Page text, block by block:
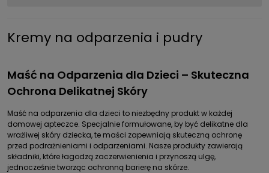
Kremy na odparzenia i pudry
Maść na Odparzenia dla Dzieci – Skuteczna
Ochrona Delikatnej Skóry
Maść na odparzenia dla dzieci to niezbędny produkt w każdej
domowej apteczce. Specjalnie formułowane, by być delikatne dla
wrażliwej skóry dziecka, te maści zapewniają skuteczną ochronę
przed podrażnieniami i odparzeniami. Nasze produkty zawierają
składniki, które łagodzą zaczerwienienia i przynoszą ulgę,
jednocześnie tworząc ochronną barierę na skórze.